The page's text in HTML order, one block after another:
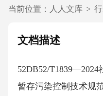
当前位置： 人人文库 >
文档描述
52DB52/
暂存污染控制技术规